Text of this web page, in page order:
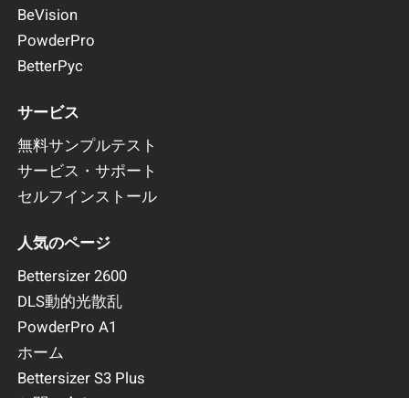
BeVision
PowderPro
BetterPyc
サービス
無料サンプルテスト
サービス・サポート
セルフインストール
人気のページ
Bettersizer 2600
DLS動的光散乱
PowderPro A1
ホーム
Bettersizer S3 Plus